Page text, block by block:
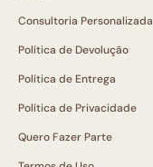
Consultoria Personalizada
Política de Devolução
Política de Entrega
Política de Privacidade
Quero Fazer Parte